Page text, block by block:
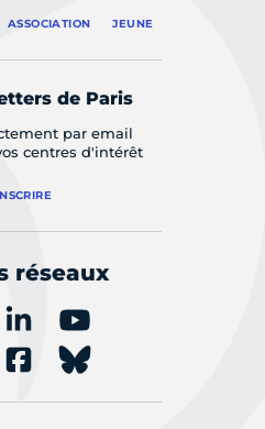
ASSOCIATION JEUNE
de Paris
par email
centres d'intérêt
réseaux